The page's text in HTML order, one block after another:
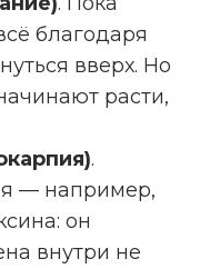
благодаря
вверх. Но
расти,
.
— например,
он
внутри не